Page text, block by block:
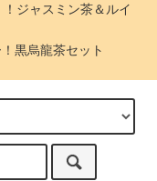
ジャスミン茶＆ルイ
黒烏龍茶セット